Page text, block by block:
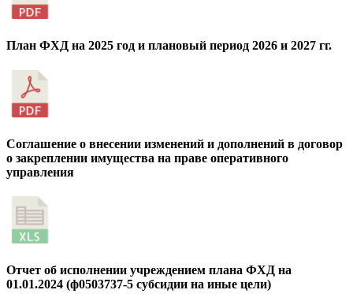
План ФХД на 2025 год и плановый период 2026 и 2027 гг.
Соглашение о внесении изменений и дополнений в договор
о закреплении имущества на праве оперативного
управления
Отчет об исполнении учреждением плана ФХД на
01.01.2024 (ф0503737-5 субсидии на иные цели)